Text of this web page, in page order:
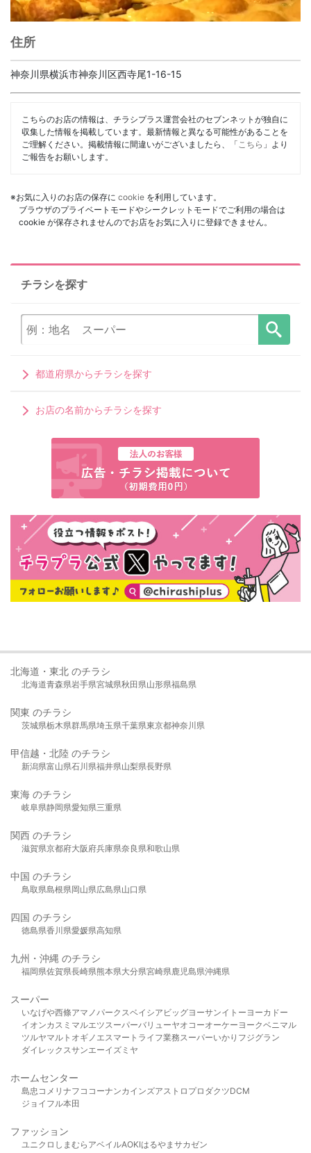
住所
神奈川県横浜市神奈川区西寺尾1-16-15
こちらのお店の情報は、チラシプラス運営会社のセブンネットが独自に
収集した情報を掲載しています。最新情報と異なる可能性があることを
ご理解ください。掲載情報に間違いがございましたら、「 こちら 」より
ご報告をお願いします。
※お気に入りのお店の保存に cookie を利用しています。
ブラウザのプライベートモードやシークレットモードでご利用の場合は
cookie が保存されませんのでお店をお気に入りに登録できません。
チラシを探す
都道府県からチラシを探す
お店の名前からチラシを探す
北海道・東北 のチラシ
北海道青森県岩手県宮城県秋田県山形県福島県
関東 のチラシ
茨城県栃木県群馬県埼玉県千葉県東京都神奈川県
甲信越・北陸 のチラシ
新潟県富山県石川県福井県山梨県長野県
東海 のチラシ
岐阜県静岡県愛知県三重県
関西 のチラシ
滋賀県京都府大阪府兵庫県奈良県和歌山県
中国 のチラシ
鳥取県島根県岡山県広島県山口県
四国 のチラシ
徳島県香川県愛媛県高知県
九州・沖縄 のチラシ
福岡県佐賀県長崎県熊本県大分県宮崎県鹿児島県沖縄県
スーパー
いなげや西條アマノパークスベイシア ビッグヨーサンイトーヨーカドー
イオンカスミ マルエツスーパーバリューヤオコーオーケー ヨークベニマル
ツルヤマルト オギノ エスマート ライフ業務スーパーいかり フジグラン
ダイレックスサンエーイズミヤ
ホームセンター
島忠 コメリ ナフコ コーナンカインズアストロプロダクツDCM
ジョイフル本田
ファッション
ユニクロ しまむら アベイルAOKIはるやま サカゼン